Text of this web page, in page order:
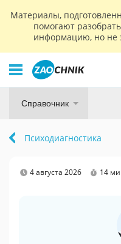
Материалы,
помогают
информацию, но не
Справочник
Психодиагностика
4 августа 2026 14